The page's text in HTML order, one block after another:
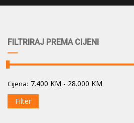
FILTRIRAJ PREMA CIJENI
Cijena: 7.400 KM - 28.000 KM
Filter